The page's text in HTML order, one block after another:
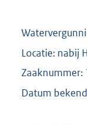
Locatie: nabij
Zaaknummer:
Datum